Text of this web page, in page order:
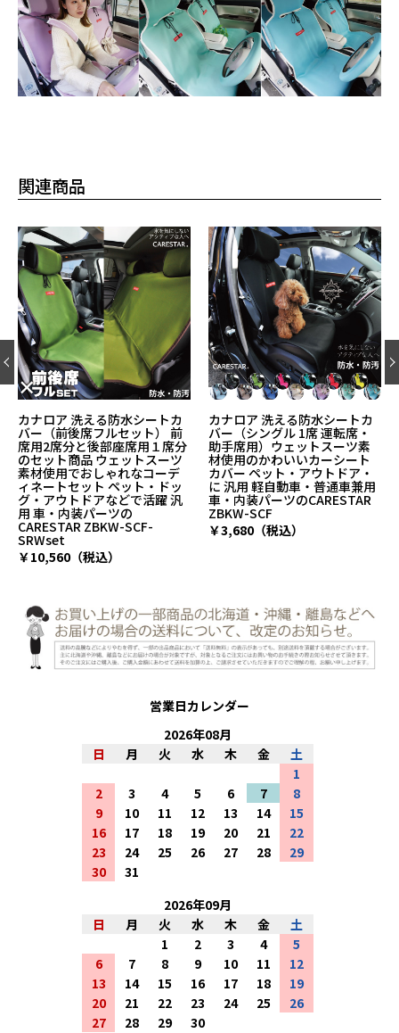
関連商品
カナロア 洗える防水シートカ
バー（シングル 1席 運転席・
助手席用）ウェットスーツ素
材使用のかわいいカーシート
カバー ペット・アウトドア・
に 汎用 軽自動車・普通車兼用
車・内装パーツのCARESTAR
ZBKW-SCF
￥3,680（税込）
カナロア 洗える防水シートカ
バー （ダブル・後部座席用・
トランク用特大サイズ）ウェ
ットスーツ素材使用のかわい
いカーシートクロス ペット・
ドッグ・アウトドアなどに 汎
用タイプで軽自動車・普通車
で使用可 車・内装パーツの
CARESTAR ZBKW-SRW
￥5,920（税込）
営業日カレンダー
2026年08月
日
月 火 水 木 金
土
1
2
3 4 5 6 7
8
9
10 11 12 13 14
15
16
17 18 19 20 21
22
23
24 25 26 27 28
29
30
31
2026年09月
日
月 火 水 木 金
土
1
2 3 4
5
6
7 8 9 10 11
12
13
14 15 16 17 18
19
20
21 22 23 24 25
26
27
28 29
30